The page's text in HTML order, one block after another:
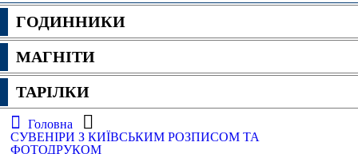
ГОДИННИКИ
МАГНІТИ
ТАРІЛКИ
Головна
СУВЕНІРИ З КИЇВСЬКИМ РОЗПИСОМ ТА
ФОТОДРУКОМ